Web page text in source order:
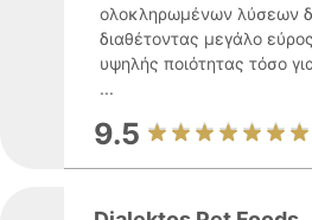
ολοκληρωμένων λύσεων
διαθέτοντας μεγάλο
υψηλής ποιότητας τόσο
...
9.5